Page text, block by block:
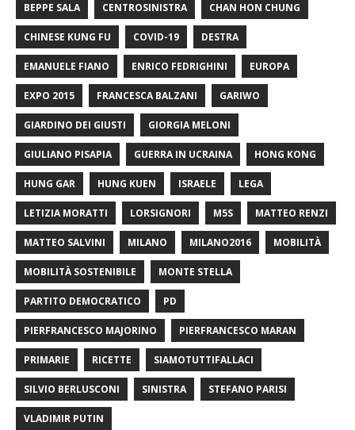
BEPPE SALA CENTROSINISTRA CHAN HON CHUNG
CHINESE KUNG FU COVID-19 DESTRA
EMANUELE FIANO ENRICO FEDRIGHINI EUROPA
EXPO 2015 FRANCESCA BALZANI GARIWO
GIARDINO DEI GIUSTI GIORGIA MELONI
GIULIANO PISAPIA GUERRA IN UCRAINA HONG KONG
HUNG GAR HUNG KUEN ISRAELE LEGA
LETIZIA MORATTI LORSIGNORI M5S MATTEO RENZI
MATTEO SALVINI MILANO MILANO2016 MOBILITÀ
MOBILITÀ SOSTENIBILE MONTE STELLA
PARTITO DEMOCRATICO PD
PIERFRANCESCO MAJORINO PIERFRANCESCO MARAN
PRIMARIE RICETTE SIAMOTUTTIFALLACI
SILVIO BERLUSCONI SINISTRA STEFANO PARISI
VLADIMIR PUTIN